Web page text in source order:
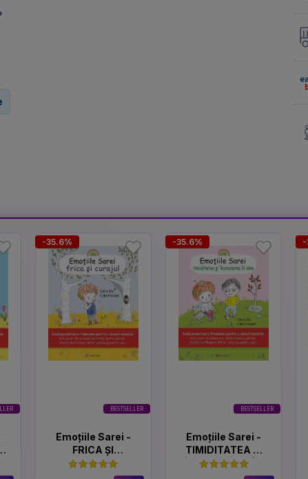
BESTSELLER
-35.6%
Emoțiile Sarei -
FRICA ȘI
CURAJUL
BESTSELLER
-35.6%
Emoțiile Sarei -
TIMIDITATEA ȘI
ÎNCREDEREA ÎN
-